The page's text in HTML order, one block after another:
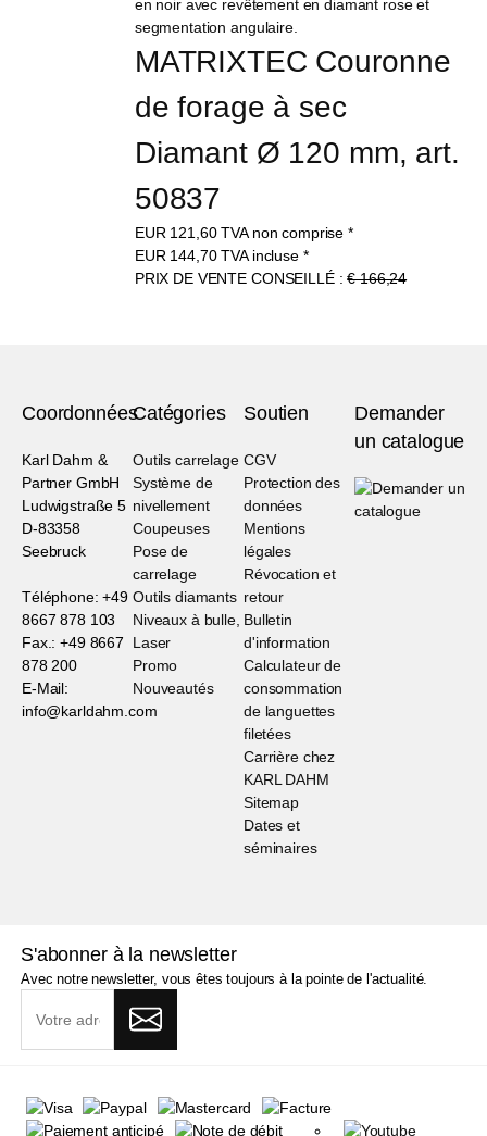
MATRIXTEC Couronne
de forage à sec
Diamant Ø 120 mm, art.
50837
EUR 121,60TVA non comprise *
EUR 144,70TVA incluse *
PRIX DE VENTE CONSEILLÉ :€ 166,24
Coordonnées
Karl Dahm &
Partner GmbH
Ludwigstraße 5
D-83358
Seebruck
Téléphone: +49
8667 878 103
Fax.: +49 8667
878 200
E-Mail:
info@karldahm.com
Catégories
Outils carrelage
Système de
nivellement
Coupeuses
Pose de
carrelage
Outils diamants
Niveaux à bulle,
Laser
Promo
Nouveautés
Soutien
CGV
Protection des
données
Mentions
légales
Révocation et
retour
Bulletin
d'information
Calculateur de
consommation
de languettes
filetées
Carrière chez
KARL DAHM
Sitemap
Dates et
séminaires
Demander
un catalogue
S'abonner à la newsletter
Avec notre newsletter, vous êtes toujours à la pointe de l'actualité.